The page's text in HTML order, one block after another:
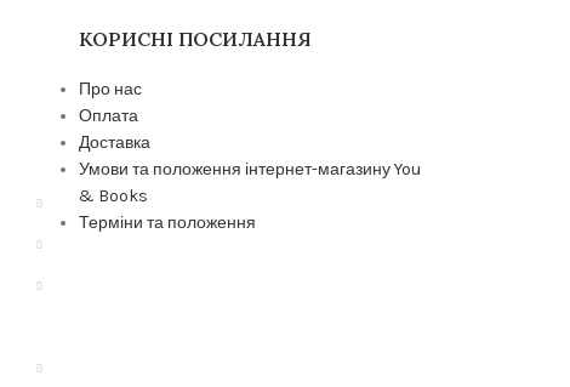
КОРИСНІ ПОСИЛАННЯ
Про нас
Оплата
Доставка
Умови та положення інтернет-магазину You
& Books
Терміни та положення